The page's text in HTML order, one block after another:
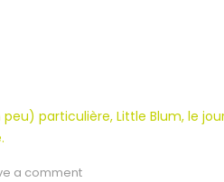
particulière, Little Blum, le
a comment